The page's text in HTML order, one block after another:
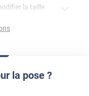
la taille
personnalisée
la pose ?